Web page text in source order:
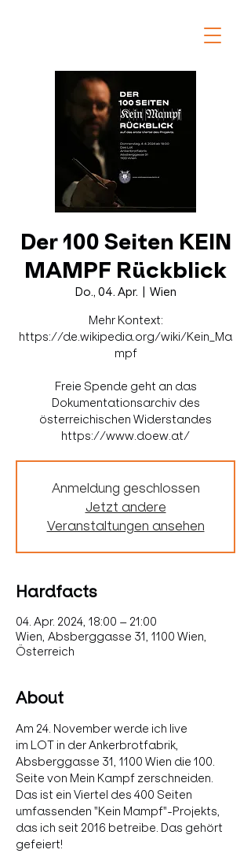
Der 100 Seiten KEIN
MAMPF Rückblick
Do., 04. Apr.
Wien
Mehr Kontext:
https://de.wikipedia.org/wiki/Kein_Ma
mpf
Freie Spende geht an das
Dokumentationsarchiv des
österreichischen Widerstandes
Anmeldung geschlossen
Jetzt andere
Veranstaltungen ansehen
Hardfacts
04. Apr. 2024, 18:00 – 21:00
Wien, Absberggasse 31, 1100 Wien,
Österreich
About
Am 24. November werde ich live
im LOT in der Ankerbrotfabrik,
Absberggasse 31, 1100 Wien die 100.
Seite von Mein Kampf zerschneiden.
Das ist ein Viertel des 400 Seiten
umfassenden "Kein Mampf"-Projekts,
das ich seit 2016 betreibe. Das gehört
gefeiert!